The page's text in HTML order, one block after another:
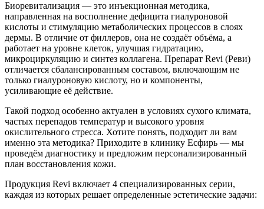
Биоревитализация — это инъекционная методика,
направленная на восполнение дефицита гиалуроновой
кислоты и стимуляцию метаболических процессов в слоях
дермы. В отличие от филлеров, она не создаёт объёма, а
работает на уровне клеток, улучшая гидратацию,
микроциркуляцию и синтез коллагена. Препарат Revi (Реви)
отличается сбалансированным составом, включающим не
только гиалуроновую кислоту, но и компоненты,
усиливающие её действие.
Такой подход особенно актуален в условиях сухого климата,
частых перепадов температур и высокого уровня
окислительного стресса. Хотите понять, подходит ли вам
именно эта методика? Приходите в клинику Есфирь — мы
проведём диагностику и предложим персонализированный
план восстановления кожи.
Продукция Revi включает 4 специализированных серии,
каждая из которых решает определенные эстетические задачи: